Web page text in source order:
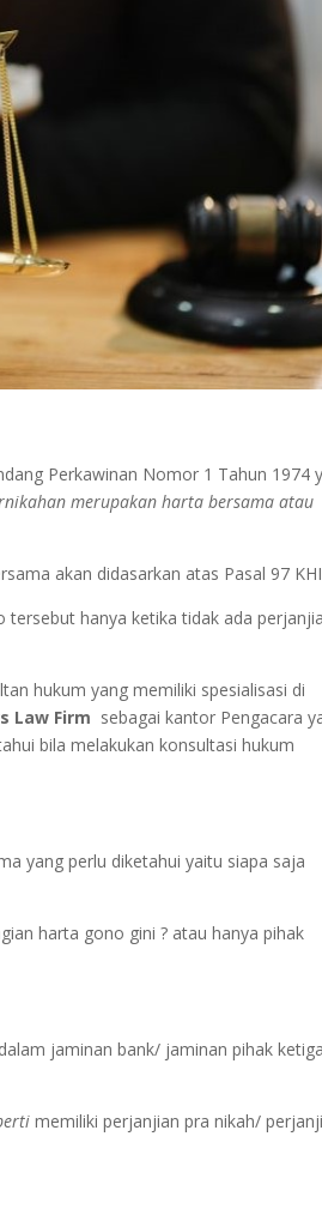
Perkawinan Nomor 1 Tahun 1974
merupakan harta bersama atau
akan didasarkan atas Pasal 97
hanya ketika tidak ada
hukum yang memiliki spesialisasi di
Law Firm sebagai kantor Pengacara
bila melakukan konsultasi hukum
yang perlu diketahui yaitu siapa saja
harta gono gini ? atau hanya pihak
jaminan bank/ jaminan pihak
memiliki perjanjian pra nikah/